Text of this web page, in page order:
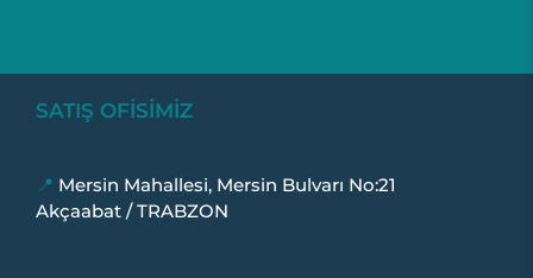
SATIŞ OFİSİMİZ
📍 Mersin Mahallesi, Mersin Bulvarı No:21
Akçaabat / TRABZON